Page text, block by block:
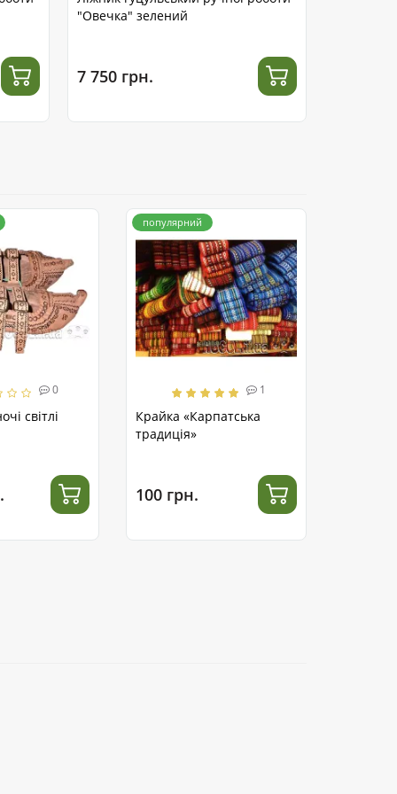
"Овечка" зелений
7 750 грн.
0
світлі
популярний
1
Крайка «Карпатська
традиція»
100 грн.